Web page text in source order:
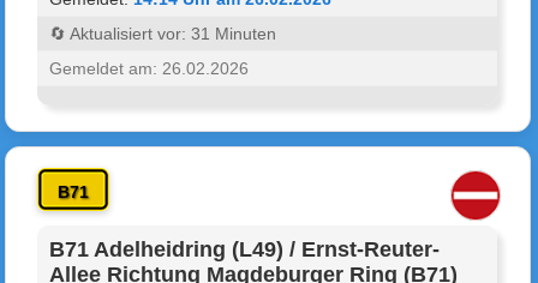
🔄 Aktualisiert vor: 31 Minuten
Gemeldet am: 26.02.2026
B71
B71 Adelheidring (L49) / Ernst-Reuter-
Allee Richtung Magdeburger Ring (B71)